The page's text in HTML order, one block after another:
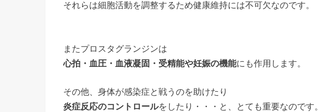
それらは細胞活動を調整するため健康維持には不可欠なのです。
またプロスタグランジンは
心拍・血圧・血液凝固・受精能や妊娠の機能にも作用します。
その他、身体が感染症と戦うのを助けたり
炎症反応のコントロールをしたり・・・と、とても重要なのです。